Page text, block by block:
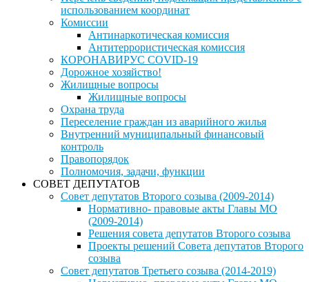
использованием координат
Комиссии
Антинаркотическая комиссия
Антитеррористическая комиссия
КОРОНАВИРУС COVID-19
Дорожное хозяйство!
Жилищные вопросы
Жилищные вопросы
Охрана труда
Переселение граждан из аварийного жилья
Внутренний муниципальный финансовый
контроль
Правопорядок
Полномочия, задачи, функции
СОВЕТ ДЕПУТАТОВ
Совет депутатов Второго созыва (2009-2014)
Нормативно- правовые акты Главы МО
(2009-2014)
Решения совета депутатов Второго созыва
Проекты решений Совета депутатов Второго
созыва
Совет депутатов Третьего созыва (2014-2019)